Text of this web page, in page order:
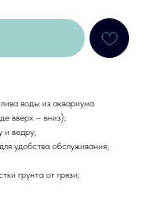
воды из аквариума
вверх – вниз);
и ведру;
удобства обслуживания;
грунта от грязи;